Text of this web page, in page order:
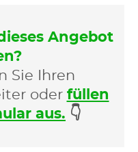
Angebot
Sie Ihren
oder füllen
aus. 👇